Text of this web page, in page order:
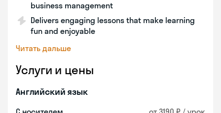
business management
Delivers engaging lessons that make learning
fun and enjoyable
Читать дальше
Услуги и цены
Английский язык